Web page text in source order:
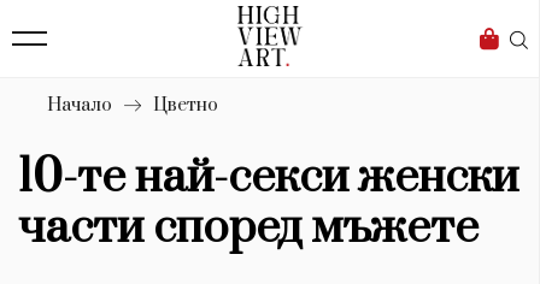
Бизнес
Мода
Dialogue
Изкуство
4340
Начало Цветно
10-те най-секси женски
части според мъжете